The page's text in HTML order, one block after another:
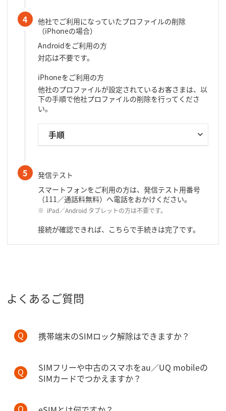
4
他社でご利用になっていたプロファイルの削除
（iPhoneの場合）
Androidをご利用の方
対応は不要です。
iPhoneをご利用の方
他社のプロファイルが設定されているお客さまは、以
下の手順で他社プロファイルの削除を行ってくださ
い。
手順
5
発信テスト
スマートフォンをご利用の方は、発信テスト用番号
（111／通話料無料）へ電話をおかけください。
iPad／Android タブレットの方は不要です。
接続が確認できれば、こちらで手続きは完了です。
よくあるご質問
携帯端末のSIMロック解除はできますか？
SIMフリーや中古のスマホをau／UQ mobileの
SIMカードでつかえますか？